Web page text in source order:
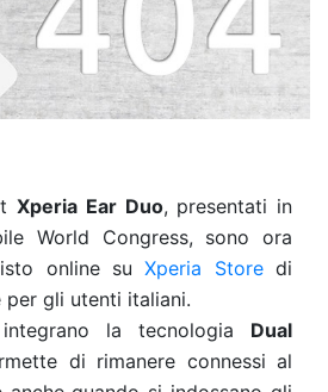
Xperia Ear Duo, presentati in
World Congress, sono ora
online suXperia Storedi
per gli utenti italiani.
la tecnologia Dual
di rimanere connessi al